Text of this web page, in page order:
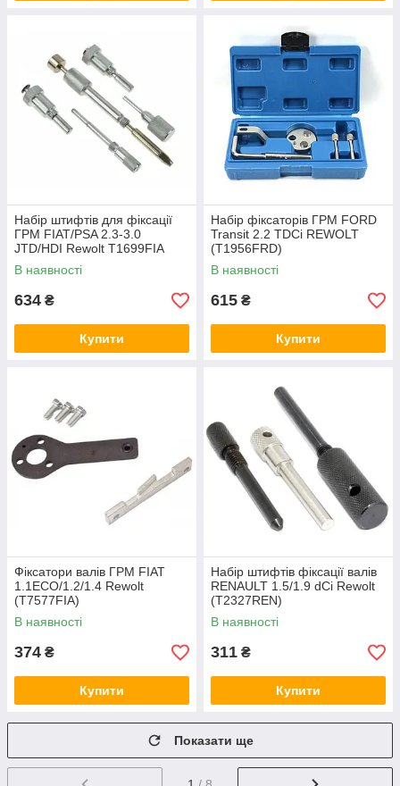
Набір штифтів для фіксації
ГРМ FIAT/PSA 2.3-3.0
JTD/HDI Rewolt T1699FIA
В наявності
634 ₴
Купити
Набір фіксаторів ГРМ FORD
Transit 2.2 TDCi REWOLT
(T1956FRD)
В наявності
615 ₴
Купити
Фіксатори валів ГРМ FIAT
1.1ECO/1.2/1.4 Rewolt
(T7577FIA)
В наявності
374 ₴
Купити
Набір штифтів фіксації валів
RENAULT 1.5/1.9 dCi Rewolt
(T2327REN)
В наявності
311 ₴
Купити
Показати ще